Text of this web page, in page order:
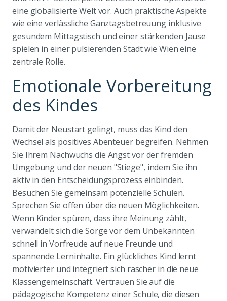
eine globalisierte Welt vor. Auch praktische Aspekte
wie eine verlässliche Ganztagsbetreuung inklusive
gesundem Mittagstisch und einer stärkenden Jause
spielen in einer pulsierenden Stadt wie Wien eine
zentrale Rolle.
Emotionale Vorbereitung
des Kindes
Damit der Neustart gelingt, muss das Kind den
Wechsel als positives Abenteuer begreifen. Nehmen
Sie Ihrem Nachwuchs die Angst vor der fremden
Umgebung und der neuen "Stiege", indem Sie ihn
aktiv in den Entscheidungsprozess einbinden.
Besuchen Sie gemeinsam potenzielle Schulen.
Sprechen Sie offen über die neuen Möglichkeiten.
Wenn Kinder spüren, dass ihre Meinung zählt,
verwandelt sich die Sorge vor dem Unbekannten
schnell in Vorfreude auf neue Freunde und
spannende Lerninhalte. Ein glückliches Kind lernt
motivierter und integriert sich rascher in die neue
Klassengemeinschaft. Vertrauen Sie auf die
pädagogische Kompetenz einer Schule, die diesen